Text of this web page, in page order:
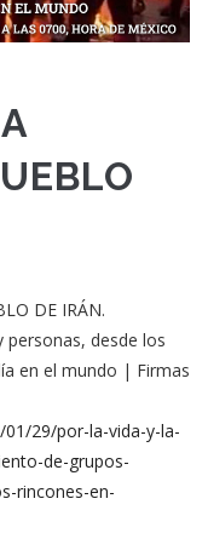
DE IRÁN.
desde los
en el mundo | Firmas
29/por-la-vida-y-la-
de-grupos-
rincones-en-